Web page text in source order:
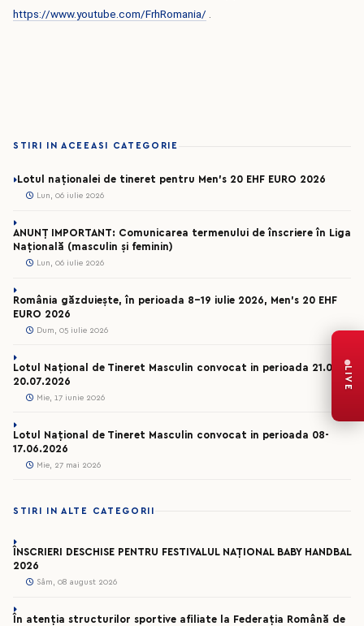
https://www.youtube.com/FrhRomania/
STIRI IN ACEEASI CATEGORIE
Lotul naționalei de tineret pentru Men’s 20 EHF EURO 2026
Lun, 06 iulie 2026
ANUNȚ IMPORTANT: Comunicarea termenului de înscriere în Liga
Națională (masculin și feminin)
Lun, 06 iulie 2026
România găzduiește, în perioada 8-19 iulie 2026, Men’s 20 EHF
EURO 2026
Dum, 05 iulie 2026
Lotul Național de Tineret Masculin convocat in perioada 21.06-
20.07.2026
Mie, 17 iunie 2026
Lotul Național de Tineret Masculin convocat in perioada 08-
17.06.2026
Mie, 27 mai 2026
STIRI IN ALTE CATEGORII
ÎNSCRIERI DESCHISE PENTRU FESTIVALUL NAȚIONAL BABY HANDBAL
2026
Sâm, 08 august 2026
În atenția structurilor sportive afiliate la Federația Română de
LIVE